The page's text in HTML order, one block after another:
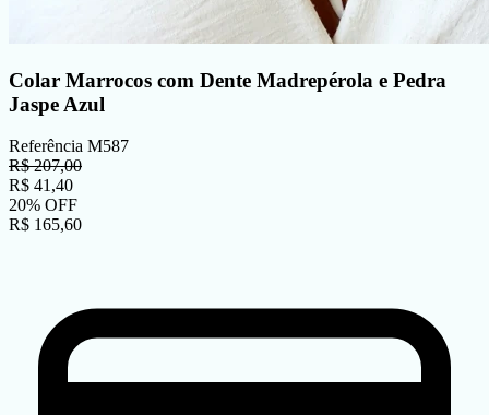
Colar Marrocos com Dente Madrepérola e Pedra
Jaspe Azul
Referência M587
R$207,00
R$ 41,40
20% OFF
R$ 165,60